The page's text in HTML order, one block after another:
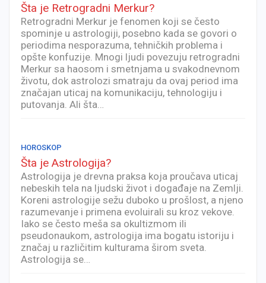
Šta je Retrogradni Merkur?
Retrogradni Merkur je fenomen koji se često
spominje u astrologiji, posebno kada se govori o
periodima nesporazuma, tehničkih problema i
opšte konfuzije. Mnogi ljudi povezuju retrogradni
Merkur sa haosom i smetnjama u svakodnevnom
životu, dok astrolozi smatraju da ovaj period ima
značajan uticaj na komunikaciju, tehnologiju i
putovanja. Ali šta…
HOROSKOP
Šta je Astrologija?
Astrologija je drevna praksa koja proučava uticaj
nebeskih tela na ljudski život i događaje na Zemlji.
Koreni astrologije sežu duboko u prošlost, a njeno
razumevanje i primena evoluirali su kroz vekove.
Iako se često meša sa okultizmom ili
pseudonaukom, astrologija ima bogatu istoriju i
značaj u različitim kulturama širom sveta.
Astrologija se…